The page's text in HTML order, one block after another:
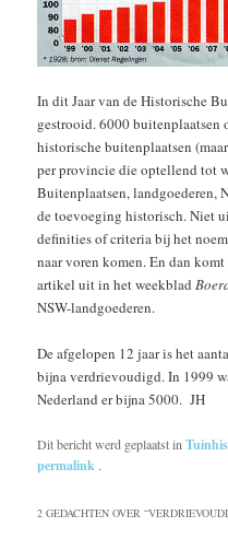
In dit Jaar van de Historische
gestrooid. 6000 buitenplaatsen
historische buitenplaatsen
per provincie die optellend tot
Buitenplaatsen, landgoederen,
de toevoeging historisch. Niet
definities of criteria bij het
naar voren komen. En dan
artikel uit in het weekblad
NSW-landgoederen.
De afgelopen 12 jaar is het
bijna verdrievoudigd. In 1999
Nederland er bijna 5000. JH
Dit bericht werd geplaatst in
permalink .
2 GEDACHTEN OVER “